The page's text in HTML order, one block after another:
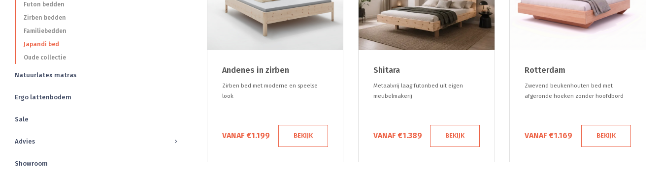
Futon bedden
Zirben bedden
Familiebedden
Japandi bed
Oude collectie
Natuurlatex matras
Ergo lattenbodem
Sale
Advies
Showroom
Andenes in zirben
Zirben bed met moderne en speelse
look
VANAF €1.199 BEKIJK
Shitara
Metaalvrij laag futonbed uit eigen
meubelmakerij
VANAF €1.389 BEKIJK
Rotterdam
Zwevend beukenhouten bed met
afgeronde hoeken zonder hoofdbord
VANAF €1.169 BEKIJK